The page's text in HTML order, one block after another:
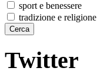
sport e benessere
tradizione e religione
Twitter